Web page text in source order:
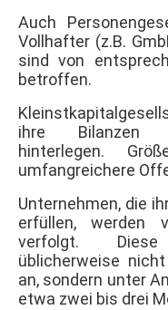
Auch
Vollhafter (z.B.
sind von
betroffen.
ihre Bilanzen
hinterlegen.
umfangreichere
Unternehmen, die
erfüllen, werden
verfolgt.
üblicherweise
an, sondern unter
etwa zwei bis drei